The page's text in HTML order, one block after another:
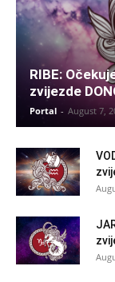
RIBE:
zvijezde
Portal - August 7,